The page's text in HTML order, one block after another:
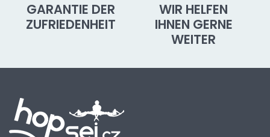
GARANTIE DER
ZUFRIEDENHEIT
WIR HELFEN
IHNEN GERNE
WEITER